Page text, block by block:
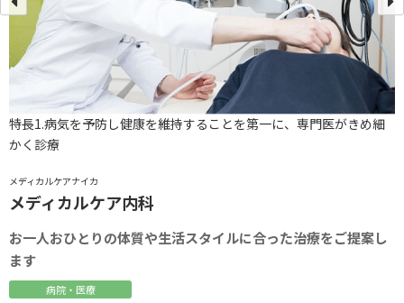
メディカルケアナイカ
メディカルケア内科
お一人おひとりの体質や生活スタイルに合った治療をご提案し
ます
病院・医療
特長1.病気を予防し健康を維持することを第一に、専門医がきめ細
かく診療